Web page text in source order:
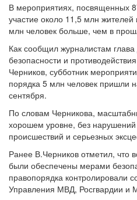
В мероприятиях, посвященных
участие около 11,5 млн
млн человек больше, чем в
Как сообщил журналистам
безопасности и
Черников, субботник
порядка 5 млн человек пришли
сентября.
По словам Черникова,
хорошем уровне, без
происшествий и серьезных
Ранее В.Черников отметил, что
были обеспечены мерами
правопорядка контролировали
Управления МВД, Росгвардии и